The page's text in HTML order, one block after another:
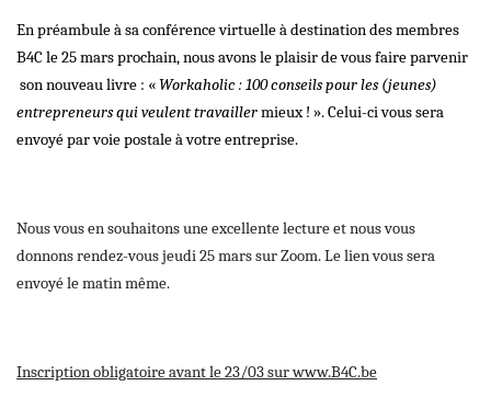
En préambule à sa conférence virtuelle à destination des membres
B4C le 25 mars prochain, nous avons le plaisir de vous faire parvenir
son nouveau livre : «Workaholic : 100 conseils pour les (jeunes)
entrepreneurs qui veulent travaillermieux ! ». Celui-ci vous sera
envoyé par voie postale à votre entreprise.
Nous vous en souhaitons une excellente lecture et nous vous
donnons rendez-vous jeudi 25 mars sur Zoom. Le lien vous sera
envoyé le matin même.
Inscription obligatoire avant le 23/03 sur www.B4C.be